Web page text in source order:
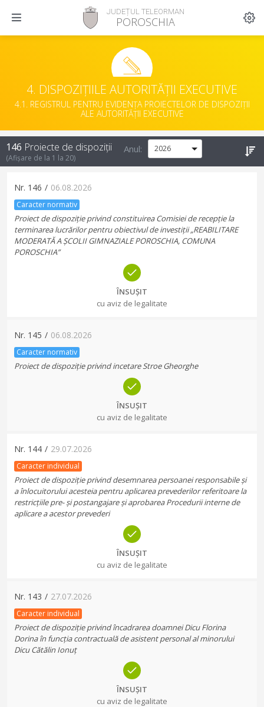
JUDEȚUL TELEORMAN
POROSCHIA
4. DISPOZIȚIILE AUTORITĂȚII EXECUTIVE
4.1. REGISTRUL PENTRU EVIDENȚA PROIECTELOR DE DISPOZIȚII
ALE AUTORITĂȚII EXECUTIVE
146 Proiecte de dispoziții
(Afișare de la 1 la 20)
Anul:
Nr. 146 / 06.08.2026
Caracter normativ
Proiect de dispoziție privind constituirea Comisiei de recepție la
terminarea lucrărilor pentru obiectivul de investiții „REABILITARE
MODERATĂ A ȘCOLII GIMNAZIALE POROSCHIA, COMUNA
POROSCHIA”
ÎNSUȘIT
cu aviz de legalitate
Nr. 145 / 06.08.2026
Caracter normativ
Proiect de dispoziție privind incetare Stroe Gheorghe
ÎNSUȘIT
cu aviz de legalitate
Nr. 144 / 29.07.2026
Caracter individual
Proiect de dispoziție privind desemnarea persoanei responsabile și
a înlocuitorului acesteia pentru aplicarea prevederilor referitoare la
restricțiile pre- și postangajare și aprobarea Procedurii interne de
aplicare a acestor prevederi
ÎNSUȘIT
cu aviz de legalitate
Nr. 143 / 27.07.2026
Caracter individual
Proiect de dispoziție privind încadrarea doamnei Dicu Florina
Dorina în funcția contractuală de asistent personal al minorului
Dicu Cătălin Ionuț
ÎNSUȘIT
cu aviz de legalitate